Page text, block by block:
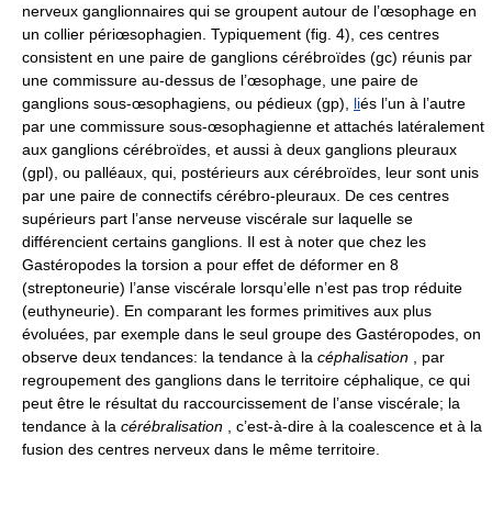
nerveux ganglionnaires qui se groupent autour de l’œsophage en
un collier périœsophagien. Typiquement (fig. 4), ces centres
consistent en une paire de ganglions cérébroïdes (gc) réunis par
une commissure au-dessus de l’œsophage, une paire de
ganglions sous-œsophagiens, ou pédieux (gp), liés l’un à l’autre
par une commissure sous-œsophagienne et attachés latéralement
aux ganglions cérébroïdes, et aussi à deux ganglions pleuraux
(gpl), ou palléaux, qui, postérieurs aux cérébroïdes, leur sont unis
par une paire de connectifs cérébro-pleuraux. De ces centres
supérieurs part l’anse nerveuse viscérale sur laquelle se
différencient certains ganglions. Il est à noter que chez les
Gastéropodes la torsion a pour effet de déformer en 8
(streptoneurie) l’anse viscérale lorsqu’elle n’est pas trop réduite
(euthyneurie). En comparant les formes primitives aux plus
évoluées, par exemple dans le seul groupe des Gastéropodes, on
observe deux tendances: la tendance à la céphalisation , par
regroupement des ganglions dans le territoire céphalique, ce qui
peut être le résultat du raccourcissement de l’anse viscérale; la
tendance à la cérébralisation , c’est-à-dire à la coalescence et à la
fusion des centres nerveux dans le même territoire.